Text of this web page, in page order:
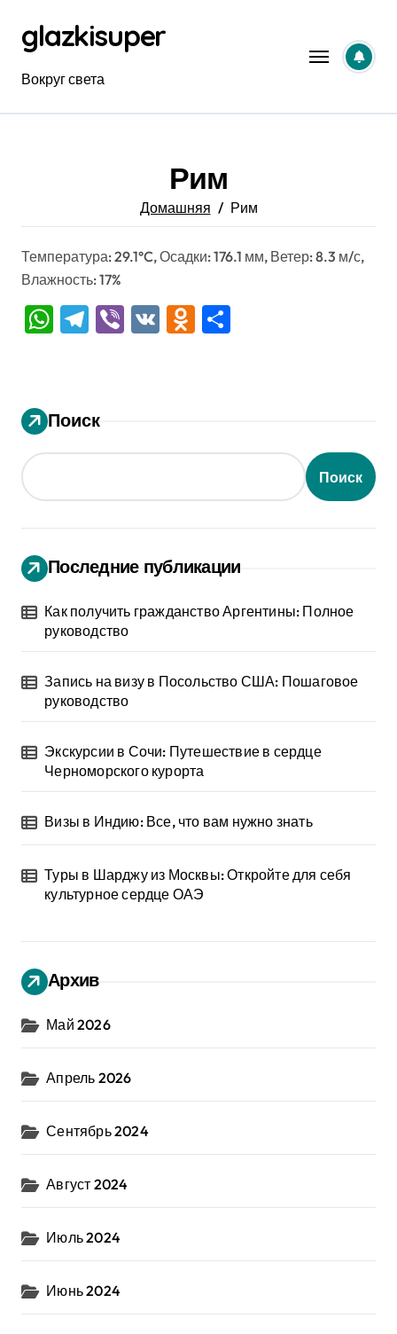
содержанию
glazkisuper
Вокруг света
Рим
Домашняя Рим
Температура: 29.1°C, Осадки: 176.1 мм, Ветер: 8.3 м/с,
Влажность: 17%
WhatsApp
Telegram
Viber
VK Odnoklassniki
Поиск
Поиск
Последние публикации
Как получить гражданство Аргентины: Полное
руководство
Запись на визу в Посольство США: Пошаговое
руководство
Экскурсии в Сочи: Путешествие в сердце
Черноморского курорта
Визы в Индию: Все, что вам нужно знать
Туры в Шарджу из Москвы: Откройте для себя
культурное сердце ОАЭ
Архив
Май 2026
Апрель 2026
Сентябрь 2024
Август 2024
Июль 2024
Июнь 2024